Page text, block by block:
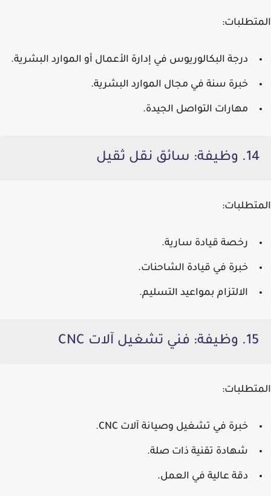
المتطلبات:
درجة البكالوريوس في إدارة الأعمال أو الموارد البشرية.
خبرة سنة في مجال الموارد البشرية.
مهارات التواصل الجيدة.
14. وظيفة: سائق نقل ثقيل
المتطلبات:
رخصة قيادة سارية.
خبرة في قيادة الشاحنات.
الالتزام بمواعيد التسليم.
15. وظيفة: فني تشغيل آلات CNC
المتطلبات:
خبرة في تشغيل وصيانة آلات CNC.
شهادة تقنية ذات صلة.
دقة عالية في العمل.